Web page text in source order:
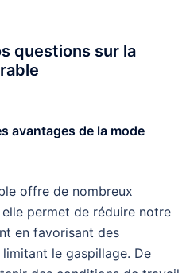
questions sur la
avantages de la mode
offre de nombreux
permet de réduire notre
en favorisant des
le gaspillage. De